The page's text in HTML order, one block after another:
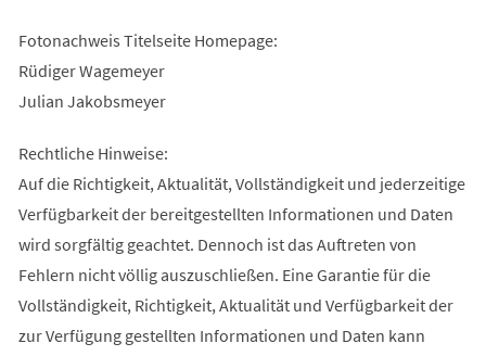
Fotonachweis Titelseite Homepage:
Rüdiger Wagemeyer
Julian Jakobsmeyer
Rechtliche Hinweise:
Auf die Richtigkeit, Aktualität, Vollständigkeit und jederzeitige
Verfügbarkeit der bereitgestellten Informationen und Daten
wird sorgfältig geachtet. Dennoch ist das Auftreten von
Fehlern nicht völlig auszuschließen. Eine Garantie für die
Vollständigkeit, Richtigkeit, Aktualität und Verfügbarkeit der
zur Verfügung gestellten Informationen und Daten kann